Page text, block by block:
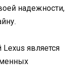
надежности,
является